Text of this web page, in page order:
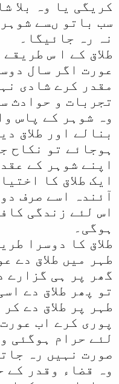
کریگی یا وہ بلا
سب باتو ںسے
نہ رہ جائیگا۔
طلاق کے ا س
عورت اگر سال
مقدر کرے شادی
تجربات و حوادث
وہ شوہر کے پاس
بنالے اور طلاق
ہوجائے تو نکاح
اپنے شوہر کے
ایک طلاق کا
آئندہ اسے صرف
اس لئے زندگی
ہوگی۔
طلاق کا دوسرا
طہر میں طلاق دے
گھر پر ہی گزارے
تو پھر طلاق دے
طہر پر طلاق دے
پوری کرے اب
لئے حرام ہوگئی
صورت نہیں رہ
وہ قضاء وقدر کے